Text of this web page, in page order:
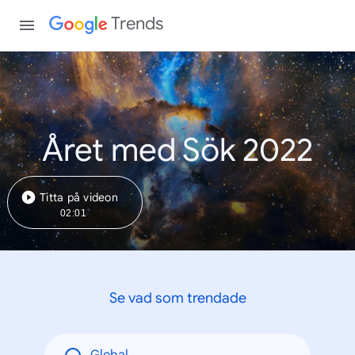
Trends
Året med Sök 2022
Titta på videon
02:01
Se vad som trendade